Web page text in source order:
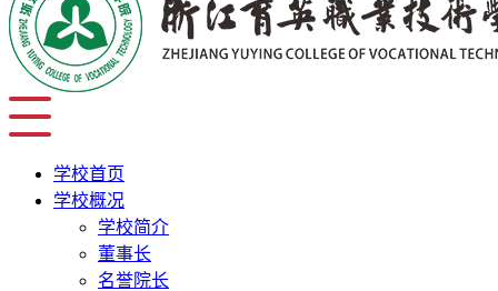
学校首页
学校概况
学校简介
董事长
名誉院长